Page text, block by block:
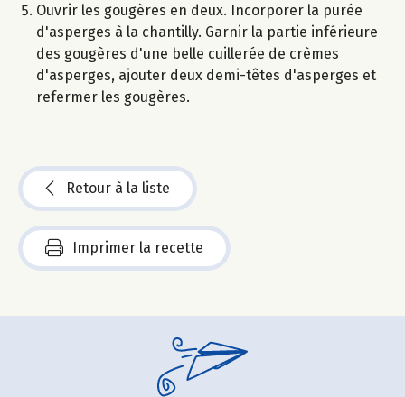
Ouvrir les gougères en deux. Incorporer la purée
d'asperges à la chantilly. Garnir la partie inférieure
des gougères d'une belle cuillerée de crèmes
d'asperges, ajouter deux demi-têtes d'asperges et
refermer les gougères.
Retour à la liste
Imprimer la recette